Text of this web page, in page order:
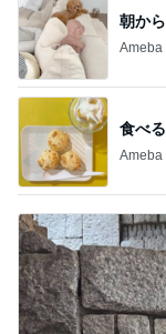
朝か
Ameba
食べ
Ameba